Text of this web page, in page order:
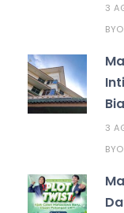
3
BY
3
BY